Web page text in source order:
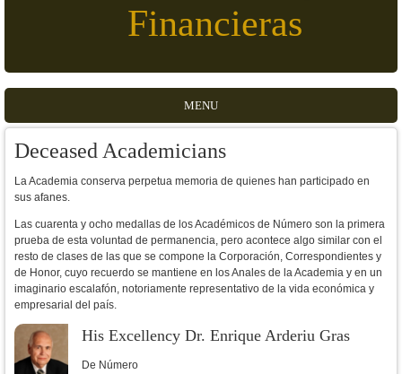
Financieras
MENU
Deceased Academicians
La Academia conserva perpetua memoria de quienes han participado en
sus afanes.
Las cuarenta y ocho medallas de los Académicos de Número son la primera
prueba de esta voluntad de permanencia, pero acontece algo similar con el
resto de clases de las que se compone la Corporación, Correspondientes y
de Honor, cuyo recuerdo se mantiene en los Anales de la Academia y en un
imaginario escalafón, notoriamente representativo de la vida económica y
empresarial del país.
His Excellency Dr. Enrique Arderiu Gras
De Número